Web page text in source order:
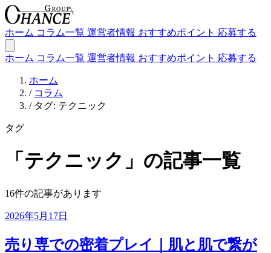
ホーム コラム一覧 運営者情報 おすすめポイント 応募する
ホーム コラム一覧 運営者情報 おすすめポイント 応募する
ホーム
/ コラム
/ タグ: テクニック
タグ
「テクニック」の記事一覧
16件の記事があります
2026年5月17日
売り専での密着プレイ｜肌と肌で繋が